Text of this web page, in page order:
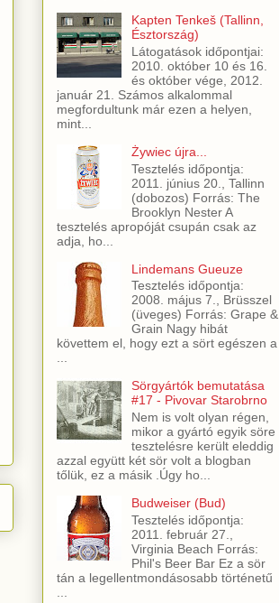
Kapten Tenkeš (Tallinn,
Észtország)
Látogatások időpontjai:
2010. október 10 és 16.
és október vége, 2012.
január 21. Számos alkalommal
megfordultunk már ezen a helyen,
mint...
Żywiec újra...
Tesztelés időpontja:
2011. június 20., Tallinn
(dobozos) Forrás: The
Brooklyn Nester A
tesztelés apropóját csupán csak az
adja, ho...
Lindemans Gueuze
Tesztelés időpontja:
2008. május 7., Brüsszel
(üveges) Forrás: Grape &
Grain Nagy hibát
követtem el, hogy ezt a sört egészen a
...
Sörgyártók bemutatása
#17 - Pivovar Starobrno
Nem is volt olyan régen,
mikor a gyártó egyik söre
tesztelésre került eleddig
azzal együtt két sör volt a blogban
tőlük, ez a másik .Úgy ho...
Budweiser (Bud)
Tesztelés időpontja:
2011. február 27.,
Virginia Beach Forrás:
Phil's Beer Bar Ez a sör
tán a legellentmondásosabb történetű